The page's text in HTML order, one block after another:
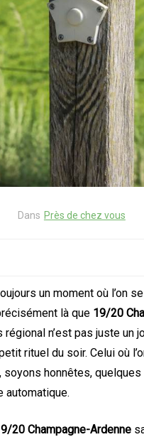
Dans Près de chez vous
un moment où l’on
là que 19/20
n’est pas juste un
rituel du soir. Celui où
honnêtes,
automatique.
20 Champagne-Ardenne
et
découvrir